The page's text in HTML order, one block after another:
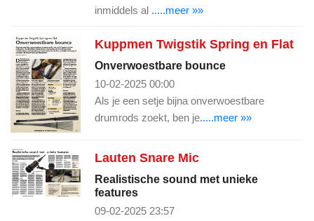
inmiddels al .....meer »»
Kuppmen Twigstik Spring en Flat
Onverwoestbare bounce
10-02-2025 00:00
Als je een setje bijna onverwoestbare
drumrods zoekt, ben je.....meer »»
Lauten Snare Mic
Realistische sound met unieke
features
09-02-2025 23:57